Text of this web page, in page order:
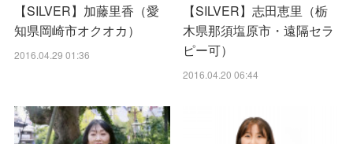
【SILVER】加藤里香（愛
知県岡崎市オクオカ）
2016.04.29 01:36
【SILVER】志田恵里（栃
木県那須塩原市・遠隔セラ
ピー可）
2016.04.20 06:44